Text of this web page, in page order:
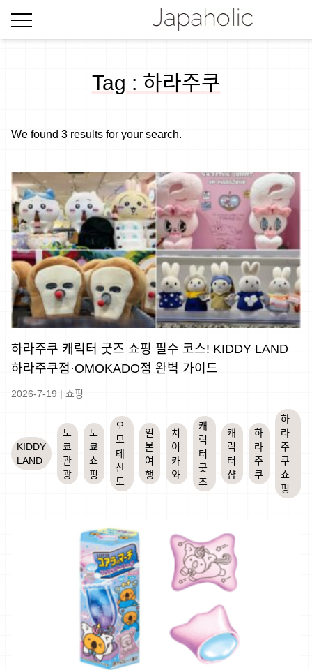
Tag : 하라주쿠
We found 3 results for your search.
하라주쿠 캐릭터 굿즈 쇼핑 필수 코스! KIDDY LAND
하라주쿠점·OMOKADO점 완벽 가이드
2026-7-19 | 쇼핑
KIDDY
LAND
도
쿄
관
광
도
쿄
쇼
핑
오
모
테
산
도
일
본
여
행
치
이
카
와
캐
릭
터
굿
즈
캐
릭
터
샵
하
라
주
쿠
하
라
주
쿠
쇼
핑